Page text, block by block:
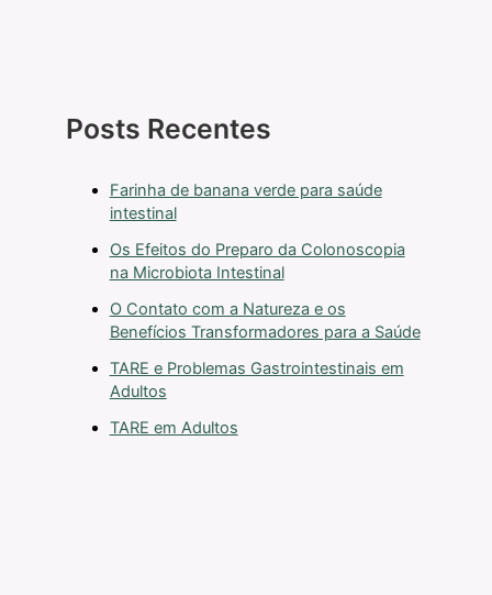
Posts Recentes
Farinha de banana verde para saúde
intestinal
Os Efeitos do Preparo da Colonoscopia
na Microbiota Intestinal
O Contato com a Natureza e os
Benefícios Transformadores para a Saúde
TARE e Problemas Gastrointestinais em
Adultos
TARE em Adultos